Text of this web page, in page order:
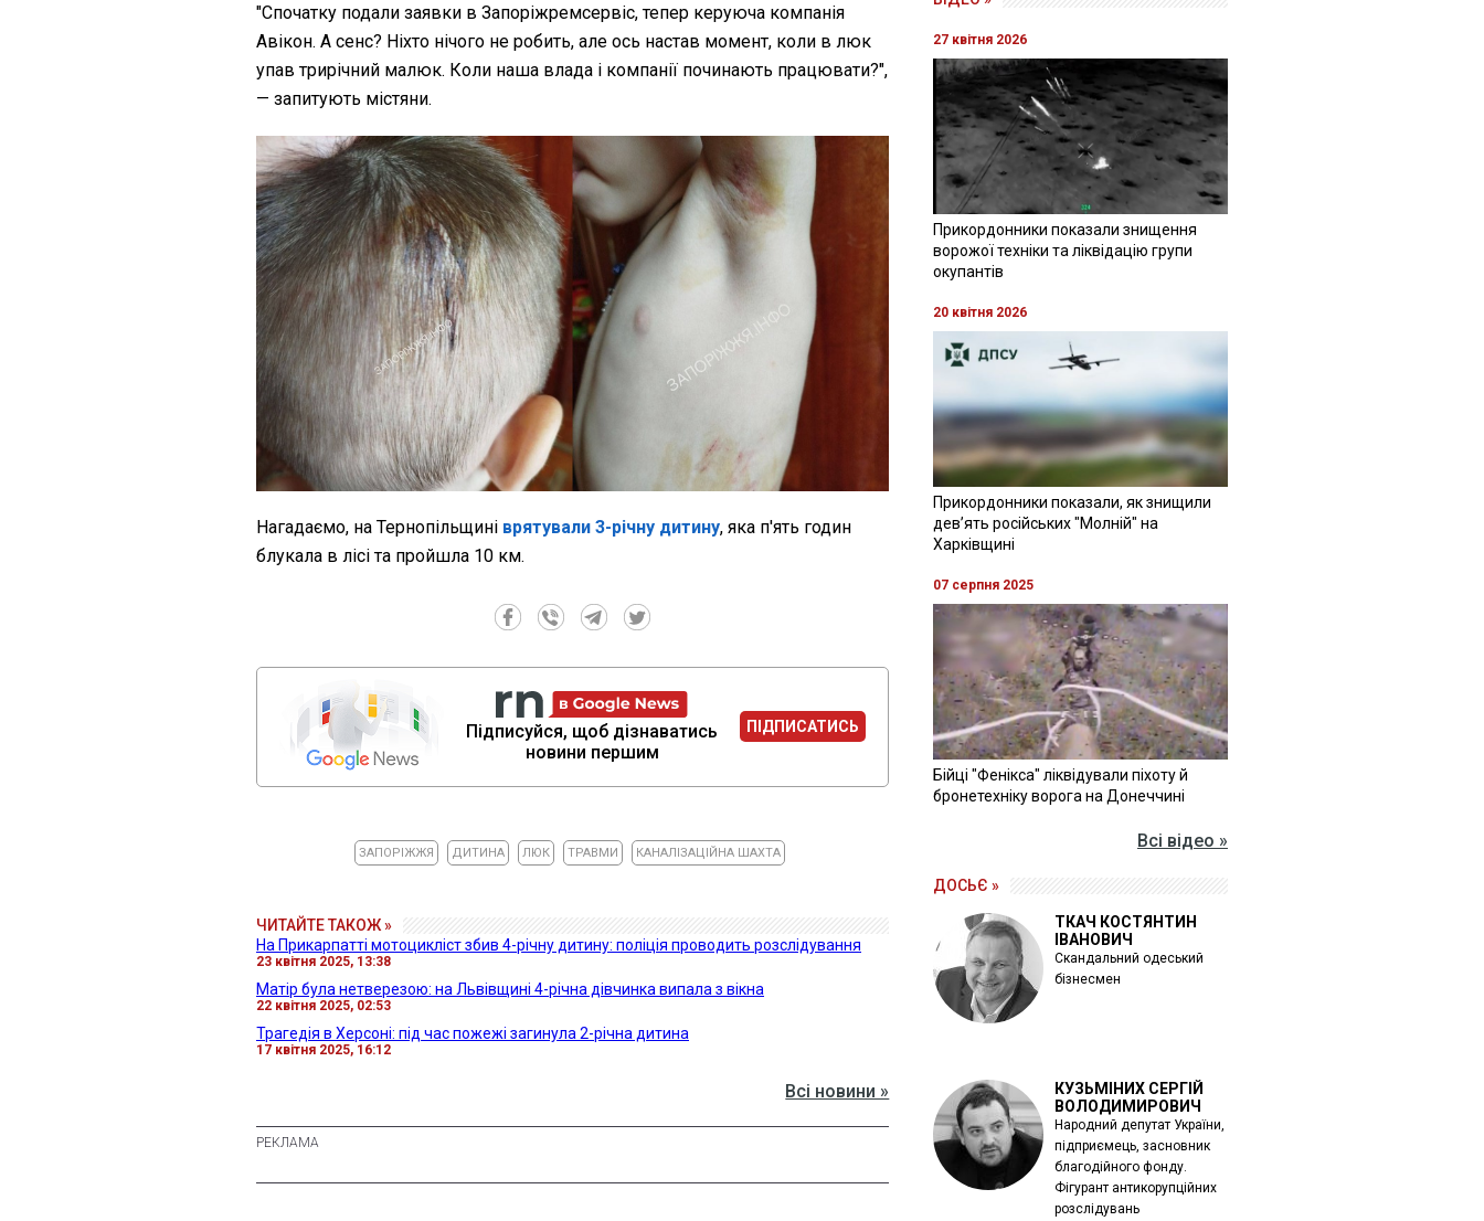
"Спочатку подали заявки в Запоріжремсервіс, тепер керуюча компанія
Авікон. А сенс? Ніхто нічого не робить, але ось настав момент, коли в люк
упав трирічний малюк. Коли наша влада і компанії починають працювати?",
— запитують містяни.
Нагадаємо, на Тернопільщині врятували 3-річну дитину, яка п'ять годин
блукала в лісі та пройшла 10 км.
Підписуйся, щоб дізнаватись
новини першим
ПІДПИСАТИСЬ
ЗАПОРІЖЖЯ ДИТИНА ЛЮК ТРАВМИ КАНАЛІЗАЦІЙНА ШАХТА
ЧИТАЙТЕ ТАКОЖ »
На Прикарпатті мотоцикліст збив 4-річну дитину: поліція проводить розслідування
23 квітня 2025, 13:38
Матір була нетверезою: на Львівщині 4-річна дівчинка випала з вікна
22 квітня 2025, 02:53
Трагедія в Херсоні: під час пожежі загинула 2-річна дитина
17 квітня 2025, 16:12
Всі новини »
27 квітня 2026
Прикордонники показали знищення
ворожої техніки та ліквідацію групи
окупантів
20 квітня 2026
Прикордонники показали, як знищили
девʼять російських "Молній" на
Харківщині
07 серпня 2025
Бійці "Фенікса" ліквідували піхоту й
бронетехніку ворога на Донеччині
Всі відео »
ДОСЬЄ »
ТКАЧ КОСТЯНТИН
ІВАНОВИЧ
Скандальний одеський
бізнесмен
КУЗЬМІНИХ СЕРГІЙ
ВОЛОДИМИРОВИЧ
Народний депутат України,
підприємець, засновник
благодійного фонду.
Фігурант антикорупційних
розслідувань